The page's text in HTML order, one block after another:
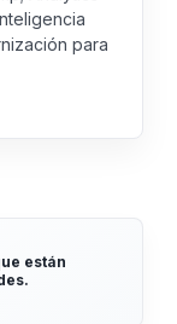
para
están